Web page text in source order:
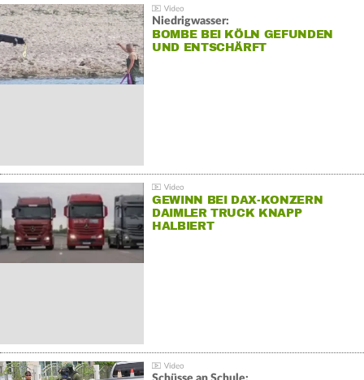
Niedrigwasser:
BOMBE BEI KÖLN GEFUNDEN
UND ENTSCHÄRFT
GEWINN BEI DAX-KONZERN
DAIMLER TRUCK KNAPP
HALBIERT